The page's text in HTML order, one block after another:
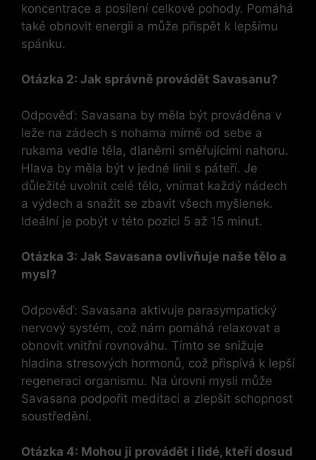
koncentrace a posílení celkové pohody. Pomáhá
také obnovit energii a může přispět k lepšímu
spánku.
Otázka 2: Jak správně provádět Savasanu?
Odpověď: Savasana by měla být prováděna v
leže na zádech s nohama mírně od sebe a
rukama vedle těla, dlaněmi směřujícími nahoru.
Hlava by měla být v jedné linii s páteří. Je
důležité uvolnit celé tělo, vnímat každý nádech
a výdech a snažit se zbavit všech myšlenek.
Ideální je pobýt v této pozici 5 až 15 minut.
Otázka 3: Jak Savasana ovlivňuje naše tělo a
mysl?
Odpověď: Savasana aktivuje parasympatický
nervový systém, což nám pomáhá relaxovat a
obnovit vnitřní rovnováhu. Tímto se snižuje
hladina stresových hormonů, což přispívá k lepší
regeneraci organismu. Na úrovni mysli může
Savasana podpořit meditaci a zlepšit schopnost
soustředění.
Otázka 4: Mohou ji provádět i lidé, kteří dosud